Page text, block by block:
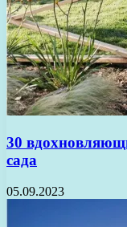
30
сада
05.09.2023